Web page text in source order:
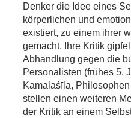
Denker die Idee eines
körperlichen und
existiert, zu einem ihrer
gemacht. Ihre Kritik
Abhandlung gegen die
Personalisten (frühes 5.
Kamalaśīla,
stellen einen weiteren
der Kritik an einem